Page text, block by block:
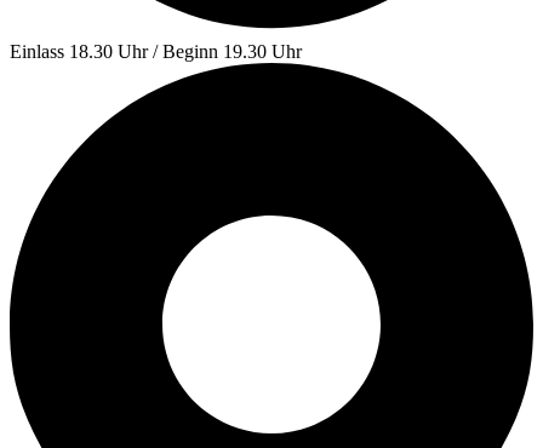
Einlass 18.30 Uhr / Beginn 19.30 Uhr